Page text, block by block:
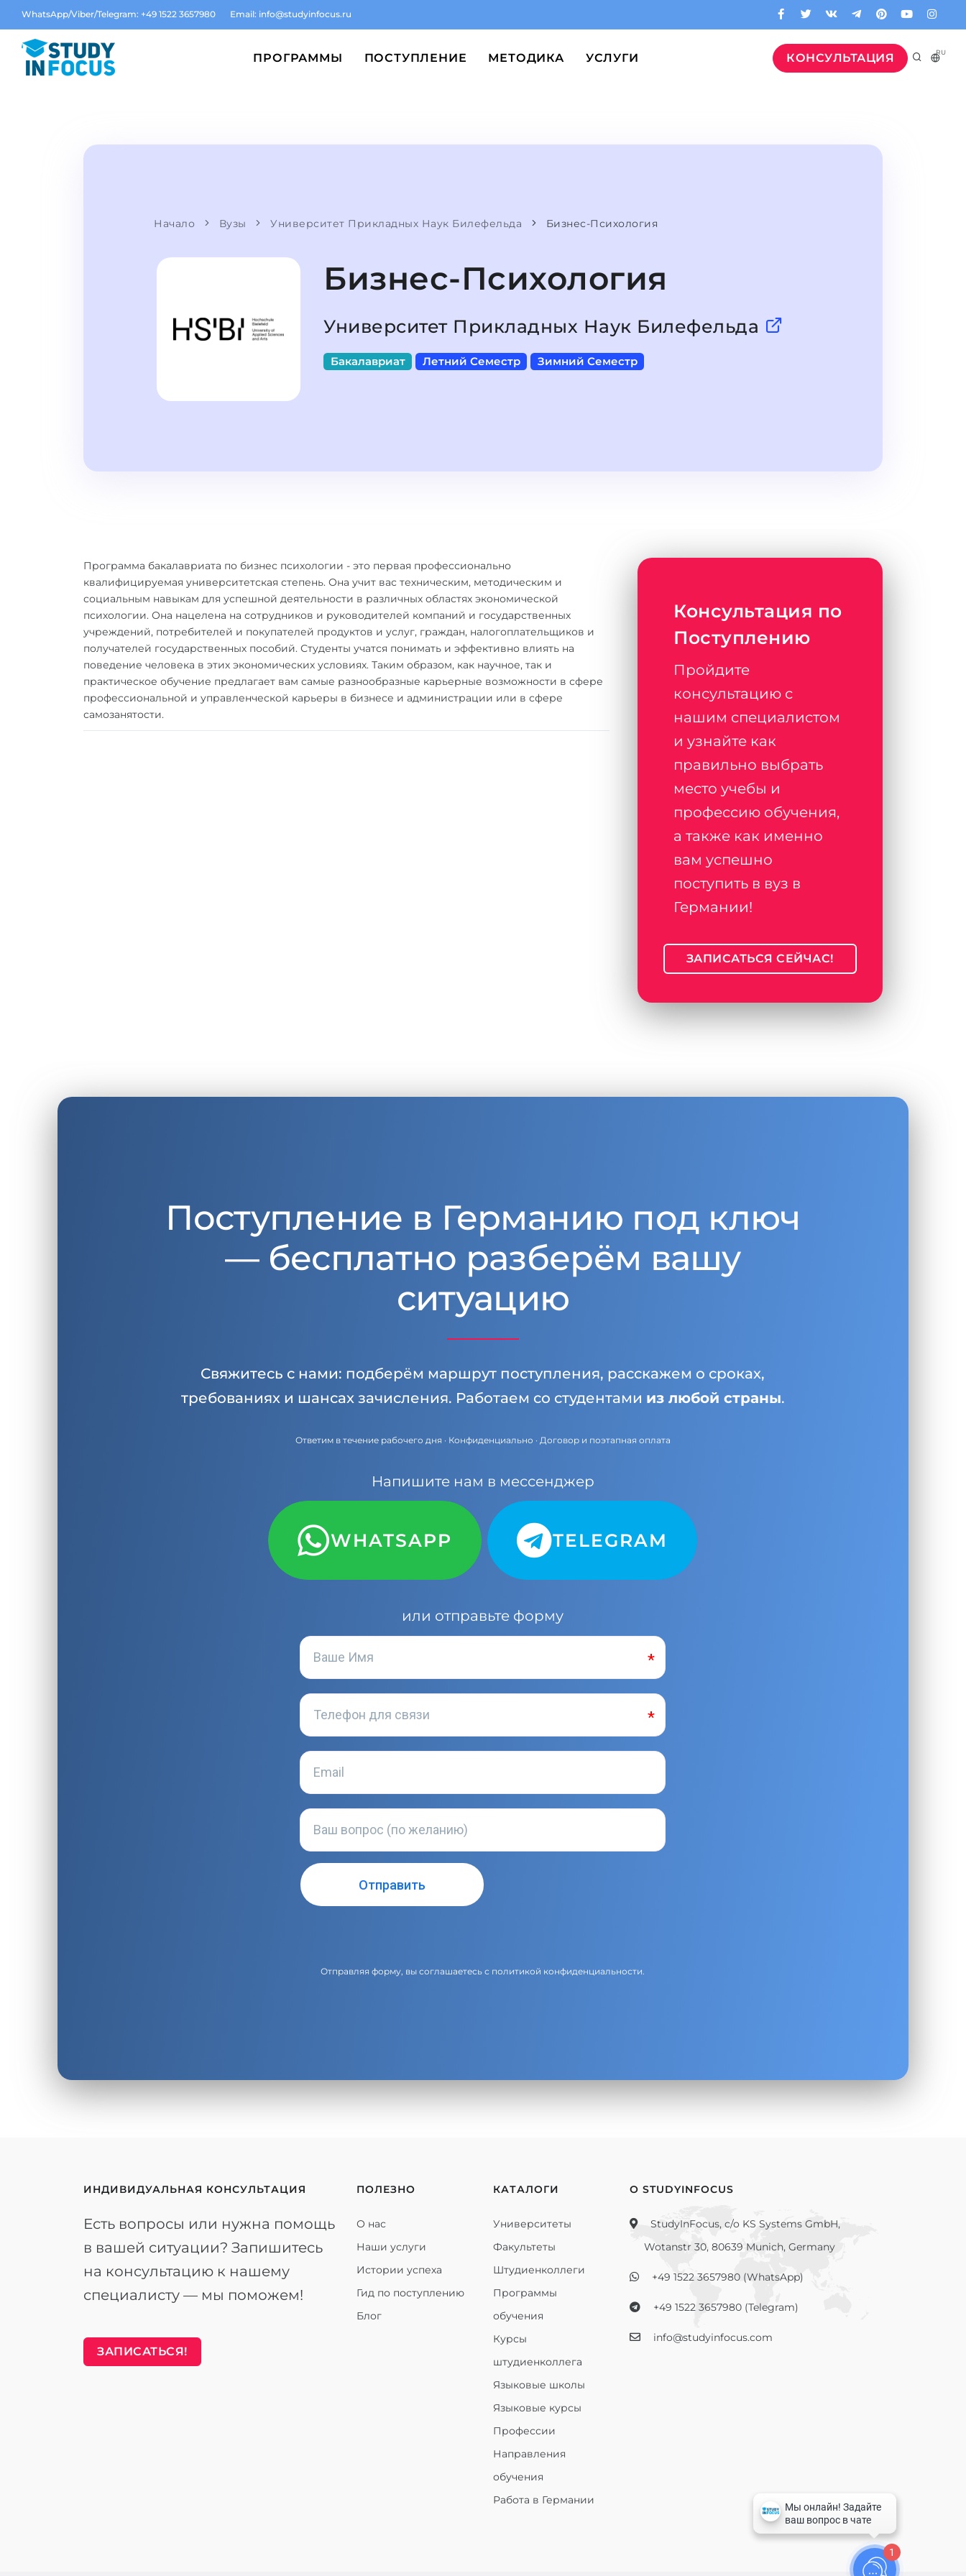
WhatsApp/Viber/Telegram: +49 1522 3657980 Email: info@studyinfocus.ru
КОНСУЛЬТАЦИЯ RU
ПРОГРАММЫ ПОСТУПЛЕНИЕ МЕТОДИКА УСЛУГИ
Начало Вузы Университет Прикладных Наук Билефельда Бизнес-Психология
Бизнес-Психология
Университет Прикладных Наук Билефельда
Бакалавриат Летний Семестр Зимний Семестр
Программа бакалавриата по бизнес психологии - это первая профессионально
квалифицируемая университетская степень. Она учит вас техническим, методическим и
социальным навыкам для успешной деятельности в различных областях экономической
психологии. Она нацелена на сотрудников и руководителей компаний и государственных
учреждений, потребителей и покупателей продуктов и услуг, граждан, налогоплательщиков и
получателей государственных пособий. Студенты учатся понимать и эффективно влиять на
поведение человека в этих экономических условиях. Таким образом, как научное, так и
практическое обучение предлагает вам самые разнообразные карьерные возможности в сфере
профессиональной и управленческой карьеры в бизнесе и администрации или в сфере
самозанятости.
Консультация по
Поступлению
Пройдите
консультацию с
нашим специалистом
и узнайте как
правильно выбрать
место учебы и
профессию обучения,
а также как именно
вам успешно
поступить в вуз в
Германии!
ЗАПИСАТЬСЯ СЕЙЧАС!
Поступление в Германию под ключ
— бесплатно разберём вашу
ситуацию
Свяжитесь с нами: подберём маршрут поступления, расскажем о сроках,
требованиях и шансах зачисления. Работаем со студентами из любой страны.
Ответим в течение рабочего дня · Конфиденциально · Договор и поэтапная оплата
Напишите нам в мессенджер
WHATSAPP TELEGRAM
или отправьте форму
Отправляя форму, вы соглашаетесь с политикой конфиденциальности.
ИНДИВИДУАЛЬНАЯ КОНСУЛЬТАЦИЯ
Есть вопросы или нужна помощь
в вашей ситуации? Запишитесь
на консультацию к нашему
специалисту — мы поможем!
ЗАПИСАТЬСЯ!
ПОЛЕЗНО
О нас
Наши услуги
Истории успеха
Гид по поступлению
Блог
КАТАЛОГИ
Университеты
Факультеты
Штудиенколлеги
Программы
обучения
Курсы
штудиенколлега
Языковые школы
Языковые курсы
Профессии
Направления
обучения
Работа в Германии
О STUDYINFOCUS
StudyInFocus, c/o KS Systems GmbH,
Wotanstr 30, 80639 Munich, Germany
+49 1522 3657980 (WhatsApp)
+49 1522 3657980 (Telegram)
info@studyinfocus.com
1